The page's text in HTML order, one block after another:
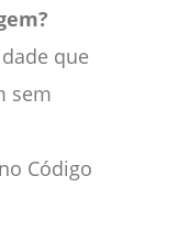
que
sem
Código